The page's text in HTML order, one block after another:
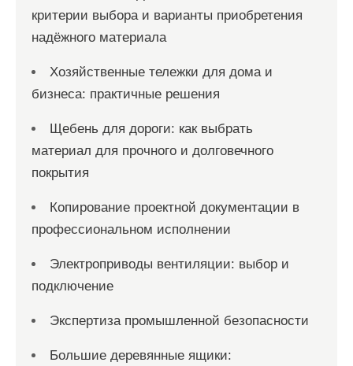
критерии выбора и варианты приобретения
надёжного материала
Хозяйственные тележки для дома и
бизнеса: практичные решения
Щебень для дороги: как выбрать
материал для прочного и долговечного
покрытия
Копирование проектной документации в
профессиональном исполнении
Электроприводы вентиляции: выбор и
подключение
Экспертиза промышленной безопасности
Большие деревянные ящики: